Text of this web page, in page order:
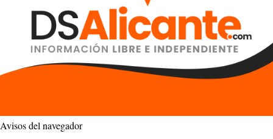
Avisos del navegador